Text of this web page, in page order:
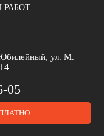
ул. М.
05